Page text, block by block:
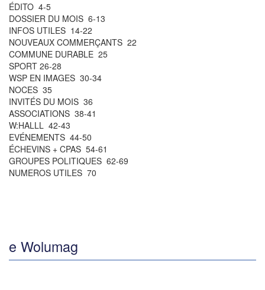
ÉDITO 4-5
DOSSIER DU MOIS 6-13
INFOS UTILES 14-22
NOUVEAUX COMMERÇANTS 22
COMMUNE DURABLE 25
SPORT 26-28
WSP EN IMAGES 30-34
NOCES 35
INVITÉS DU MOIS 36
ASSOCIATIONS 38-41
W:HALLL 42-43
EVÉNEMENTS 44-50
ÉCHEVINS + CPAS 54-61
GROUPES POLITIQUES 62-69
NUMEROS UTILES 70
e Wolumag